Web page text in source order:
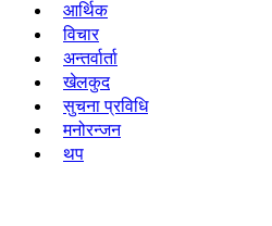
आर्थिक
विचार
अन्तर्वार्ता
खेलकुद
सुचना प्रविधि
मनोरन्जन
थप